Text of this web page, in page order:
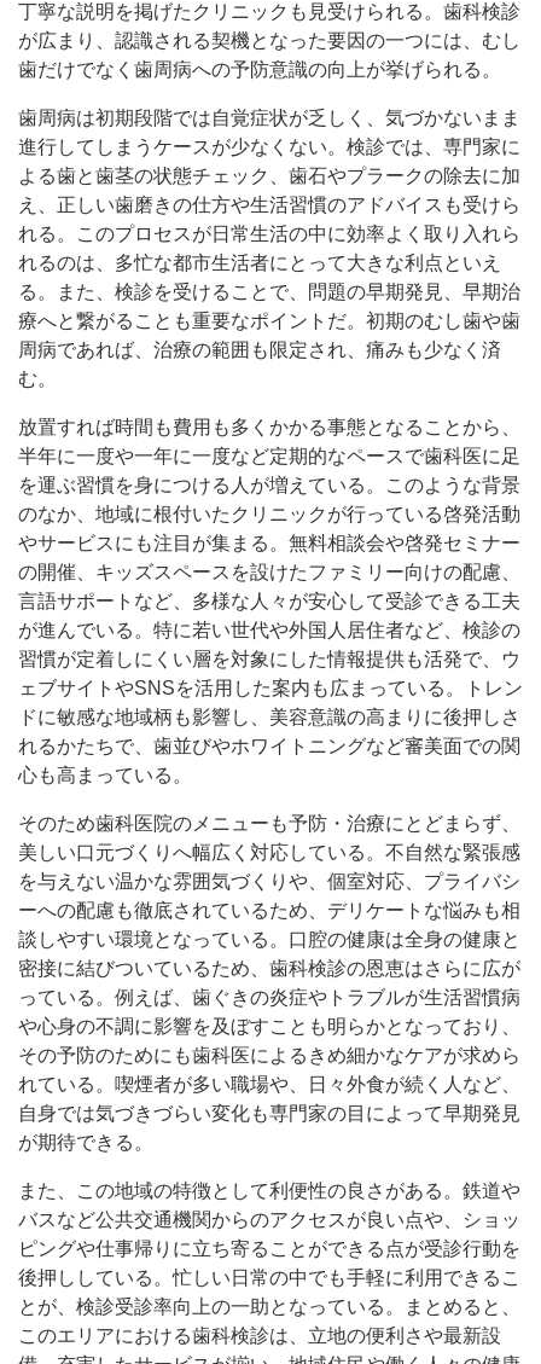
丁寧な説明を掲げたクリニックも見受けられる。歯科検診
が広まり、認識される契機となった要因の一つには、むし
歯だけでなく歯周病への予防意識の向上が挙げられる。
歯周病は初期段階では自覚症状が乏しく、気づかないまま
進行してしまうケースが少なくない。検診では、専門家に
よる歯と歯茎の状態チェック、歯石やプラークの除去に加
え、正しい歯磨きの仕方や生活習慣のアドバイスも受けら
れる。このプロセスが日常生活の中に効率よく取り入れら
れるのは、多忙な都市生活者にとって大きな利点といえ
る。また、検診を受けることで、問題の早期発見、早期治
療へと繋がることも重要なポイントだ。初期のむし歯や歯
周病であれば、治療の範囲も限定され、痛みも少なく済
む。
放置すれば時間も費用も多くかかる事態となることから、
半年に一度や一年に一度など定期的なペースで歯科医に足
を運ぶ習慣を身につける人が増えている。このような背景
のなか、地域に根付いたクリニックが行っている啓発活動
やサービスにも注目が集まる。無料相談会や啓発セミナー
の開催、キッズスペースを設けたファミリー向けの配慮、
言語サポートなど、多様な人々が安心して受診できる工夫
が進んでいる。特に若い世代や外国人居住者など、検診の
習慣が定着しにくい層を対象にした情報提供も活発で、ウ
ェブサイトやSNSを活用した案内も広まっている。トレン
ドに敏感な地域柄も影響し、美容意識の高まりに後押しさ
れるかたちで、歯並びやホワイトニングなど審美面での関
心も高まっている。
そのため歯科医院のメニューも予防・治療にとどまらず、
美しい口元づくりへ幅広く対応している。不自然な緊張感
を与えない温かな雰囲気づくりや、個室対応、プライバシ
ーへの配慮も徹底されているため、デリケートな悩みも相
談しやすい環境となっている。口腔の健康は全身の健康と
密接に結びついているため、歯科検診の恩恵はさらに広が
っている。例えば、歯ぐきの炎症やトラブルが生活習慣病
や心身の不調に影響を及ぼすことも明らかとなっており、
その予防のためにも歯科医によるきめ細かなケアが求めら
れている。喫煙者が多い職場や、日々外食が続く人など、
自身では気づきづらい変化も専門家の目によって早期発見
が期待できる。
また、この地域の特徴として利便性の良さがある。鉄道や
バスなど公共交通機関からのアクセスが良い点や、ショッ
ピングや仕事帰りに立ち寄ることができる点が受診行動を
後押ししている。忙しい日常の中でも手軽に利用できるこ
とが、検診受診率向上の一助となっている。まとめると、
このエリアにおける歯科検診は、立地の便利さや最新設